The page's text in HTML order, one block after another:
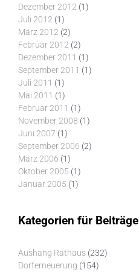
Dezember 2012 (1)
Juli 2012 (1)
März 2012 (2)
Februar 2012 (2)
Dezember 2011 (1)
September 2011 (1)
Juli 2011 (1)
Mai 2011 (1)
Februar 2011 (1)
November 2008 (1)
Juni 2007 (1)
September 2006 (2)
März 2006 (1)
Oktober 2005 (1)
Januar 2005 (1)
Kategorien für Beiträge
Aushang Rathaus (232)
Dorferneuerung (154)